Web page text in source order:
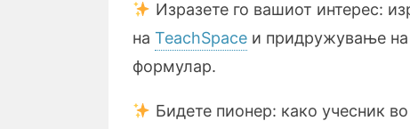
Изразете го вашиот интерес:
на TeachSpace и придружување на
формулар.
Бидете пионер: како учесник